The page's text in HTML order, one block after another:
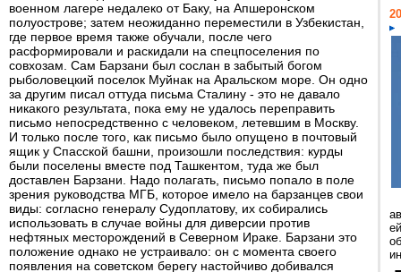
военном лагере недалеко от Баку, на Апшеронском
полуострове; затем неожиданно переместили в Узбекистан,
где первое время также обучали, после чего
расформировали и раскидали на спецпоселения по
совхозам. Сам Барзани был сослан в забытый богом
рыболовецкий поселок Муйнак на Аральском море. Он одно
за другим писал оттуда письма Сталину - это не давало
никакого результата, пока ему не удалось переправить
письмо непосредственно с человеком, летевшим в Москву.
И только после того, как письмо было опущено в почтовый
ящик у Спасской башни, произошли последствия: курды
были поселены вместе под Ташкентом, туда же был
доставлен Барзани. Надо полагать, письмо попало в поле
зрения руководства МГБ, которое имело на барзанцев свои
виды: согласно генералу Судоплатову, их собирались
использовать в случае войны для диверсии против
нефтяных месторождений в Северном Ираке. Барзани это
положение однако не устраивало: он с момента своего
появления на советском берегу настойчиво добивался